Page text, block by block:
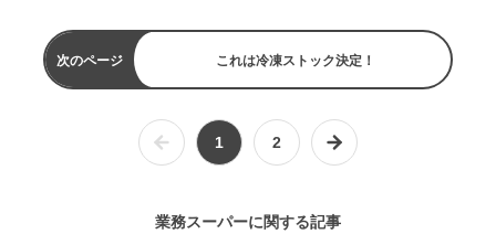
次のページ これは冷凍ストック決定！
1 2
業務スーパーに関する記事